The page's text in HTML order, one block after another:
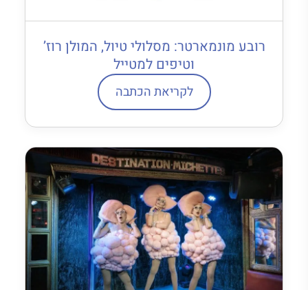
רובע מונמארטר: מסלולי טיול, המולן רוז’
וטיפים למטייל
לקריאת הכתבה